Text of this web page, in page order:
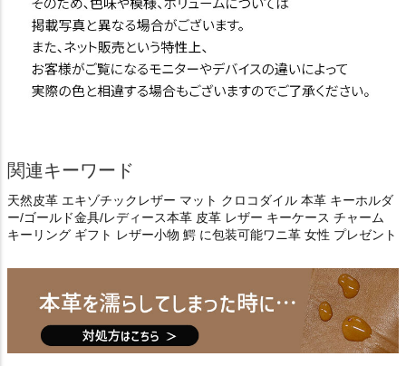
関連キーワード
天然皮革 エキゾチックレザー マット クロコダイル 本革 キーホルダ
ー/ゴールド金具/レディース本革 皮革 レザー キーケース チャーム
キーリング ギフト レザー小物 鰐 に包装可能ワニ革 女性 プレゼント